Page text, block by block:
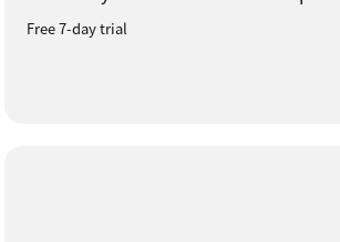
Free 7-day trial